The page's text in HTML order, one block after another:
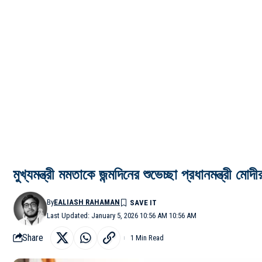
মুখ্যমন্ত্রী মমতাকে জন্মদিনের শুভেচ্ছা প্রধানমন্ত্রী
Last Updated: January 5, 2026 10:56 AM 10:56 AM
ByEALIASH RAHAMAN
Share 1 Min Read